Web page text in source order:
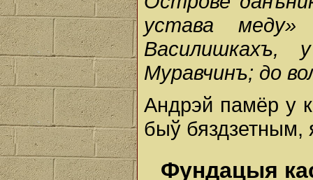
устава меду»
Василишкахъ,
Муравчинъ; до
Андрэй памёр у
быў бяздзетным,
Фундацыя